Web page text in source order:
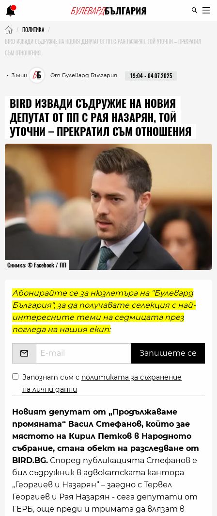
ПОЛИТИКА
BIRD ИЗВАДИ СЪДРУЖИЕ НА НОВИЯ ДЕПУТАТ ОТ ПП С РАЯ НАЗАРЯН, ТОЙ УТОЧНИ – ПРЕКРАТИЛ
СЪМ ОТНОШЕНИЯ
・ 3 мин. От Булевард България 19:04 - 04.07.2025
BIRD ИЗВАДИ СЪДРУЖИЕ НА НОВИЯ
ДЕПУТАТ ОТ ПП С РАЯ НАЗАРЯН, ТОЙ
УТОЧНИ – ПРЕКРАТИЛ СЪМ ОТНОШЕНИЯ
Снимка: © Facebook / ПП
Абонирайте се за нюзлетъра на "Булевард
България", за да получавате селекция с най-
интересните теми на седмицата през
погледа на нашия екип:
Запознат съм с политиката за съхранение
на лични данни
Новият депутат от „Продължаваме
промяната“ Васил Стефанов, който зае
мястото на Кирил Петков в Народното
събрание, стана обект на разследване от
BIRD.BG. Според публикацията Стефанов е
бил съдружник в адвокатската кантора
„Георгиев и Назарян“ – заедно с Тервел
Георгиев и Рая Назарян - сега депутати от
ГЕРБ, още преди и тримата да влязат в